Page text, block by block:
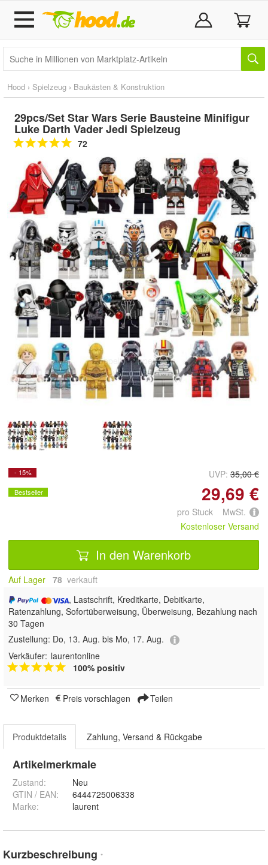
Hood › Spielzeug › Baukästen & Konstruktion
29pcs/Set Star Wars Serie Bausteine Minifigur
Luke Darth Vader Jedi Spielzeug
72
Doppelt antippen zum
vergrößern
- 15% UVP: 35,00 €
Bestseller 29,69 €
pro Stuck MwSt.
Kostenloser Versand
In den Warenkorb
Auf Lager 78 verkauft
, Lastschrift, Kreditkarte, Debitkarte,
Ratenzahlung, Sofortüberweisung, Überweisung, Bezahlung nach
30 Tagen
Zustellung: Do, 13. Aug. bis Mo, 17. Aug.
Verkäufer: laurentonline
100% positiv
Merken Preis vorschlagen Teilen
Produktdetails Zahlung, Versand & Rückgabe
Artikelmerkmale
Zustand:
Neu
GTIN / EAN:
6444725006338
Marke:
laurent
Kurzbeschreibung *